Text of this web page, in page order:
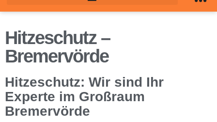
Hitzeschutz –
Bremervörde
Hitzeschutz: Wir sind Ihr
Experte im Großraum
Bremervörde